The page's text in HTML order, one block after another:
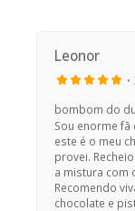
Leonor
bombom do
Sou enorme
este é o meu
provei.
a mistura com
Recomendo
chocolate e